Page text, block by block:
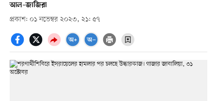
আল–জাজিরা
প্রকাশ: ০১ নভেম্বর ২০২৩, ২১: ৫৭